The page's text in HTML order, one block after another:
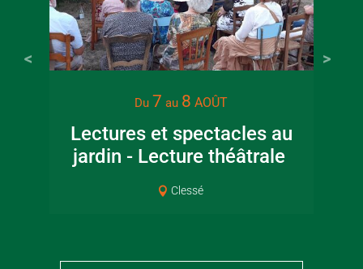
Du 7 au 8 AOÛT
Lectures et spectacles au
jardin - Lecture théâtrale
Clessé